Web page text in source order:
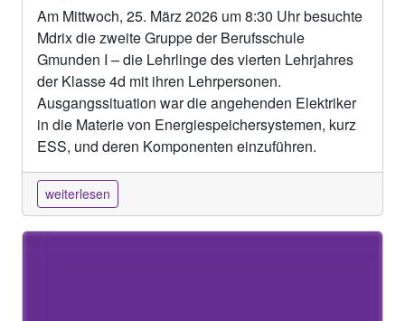
Am Mittwoch, 25. März 2026 um 8:30 Uhr besuchte
Mdrix die zweite Gruppe der Berufsschule
Gmunden I – die Lehrlinge des vierten Lehrjahres
der Klasse 4d mit ihren Lehrpersonen.
Ausgangssituation war die angehenden Elektriker
in die Materie von Energiespeichersystemen, kurz
ESS, und deren Komponenten einzuführen.
weiterlesen